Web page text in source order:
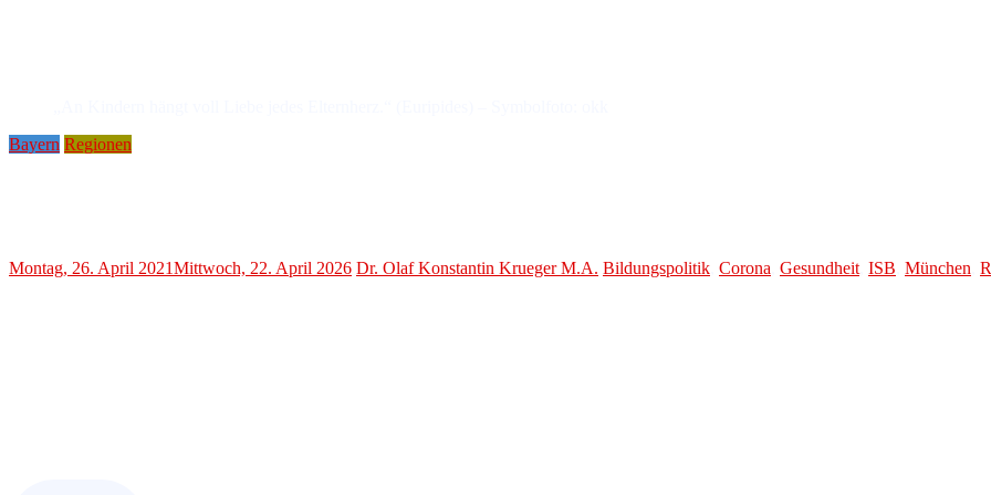
Bayern Regionen
Montag, 26. April 2021Mittwoch, 22. April 2026 Dr. Olaf Konstantin Krueger M.A. Bildungspolitik Corona Gesundheit ISB München